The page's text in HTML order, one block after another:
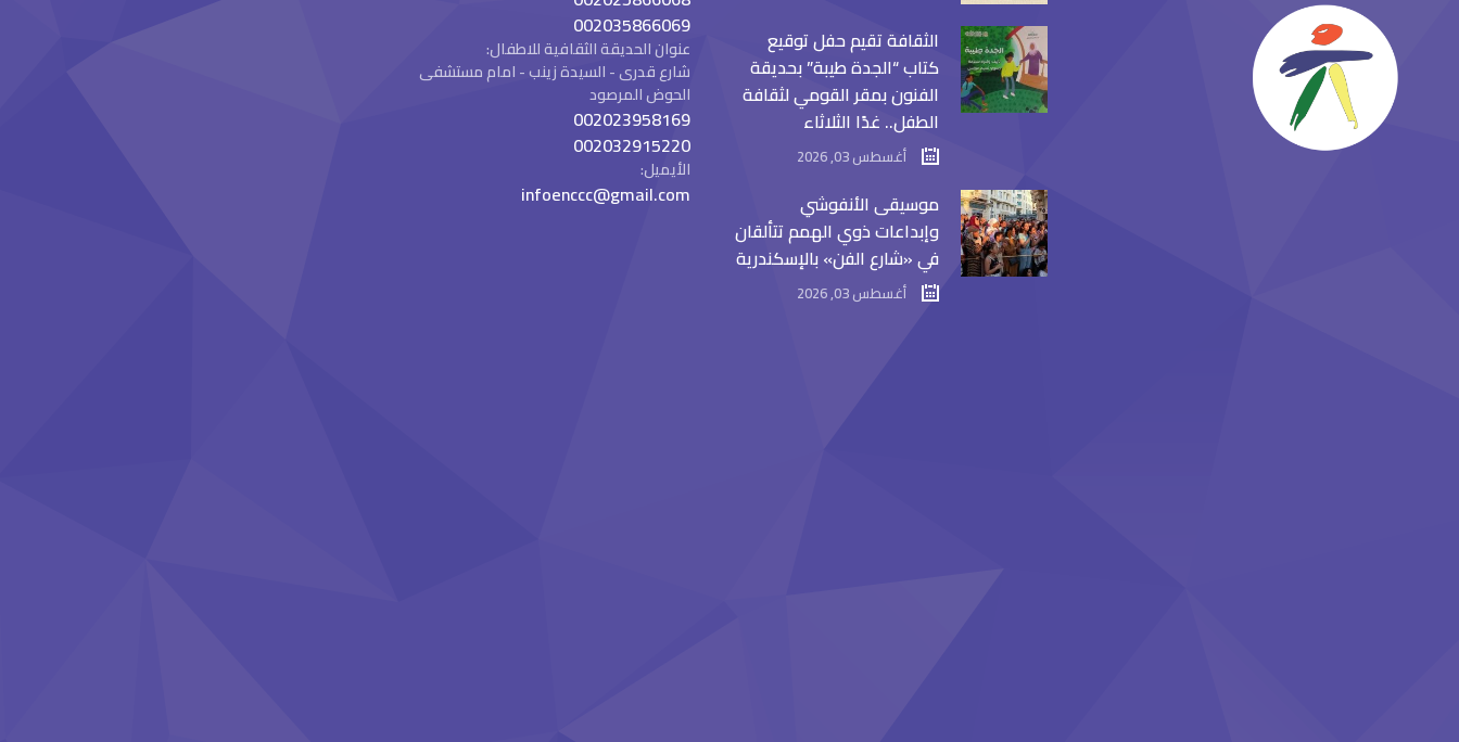
002035866069
عنوان الحديقة الثقافية للاطفال:
شارع قدرى - السيدة زينب - امام مستشفى
الحوض المرصود
002023958169
002032915220
الأيميل:
infoenccc@gmail.com
الثقافة تقيم حفل توقيع
كتاب “الجدة طيبة” بحديقة
الفنون بمقر القومي لثقافة
الطفل.. غدًا الثلاثاء
أغسطس 03, 2026
موسيقى الأنفوشي
وإبداعات ذوي الهمم تتألقان
في «شارع الفن» بالإسكندرية
أغسطس 03, 2026